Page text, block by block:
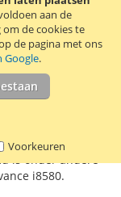
aan de
de cookies te
de pagina met ons
Google.
Voorkeuren
is onder andere
i8580.